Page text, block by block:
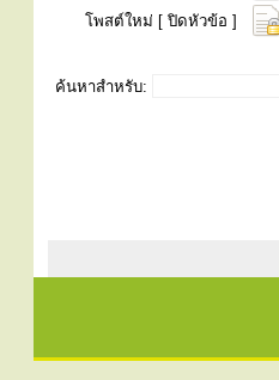
โพสต์ใหม่ [ ปิดหัวข้อ ]
ค้นหาสำหรับ: